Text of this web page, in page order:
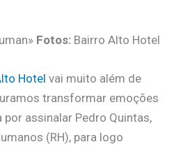
Fotos: Bairro Alto Hotel
Hotel vai muito além de
transformar emoções
assinalar Pedro Quintas,
(RH), para logo